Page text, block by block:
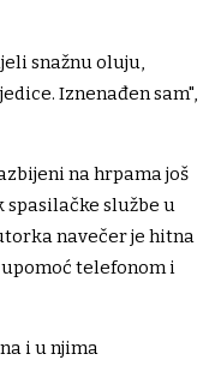
snažnu oluju,
Iznenađen sam",
na hrpama još
službe u
navečer je hitna
telefonom i
i u njima